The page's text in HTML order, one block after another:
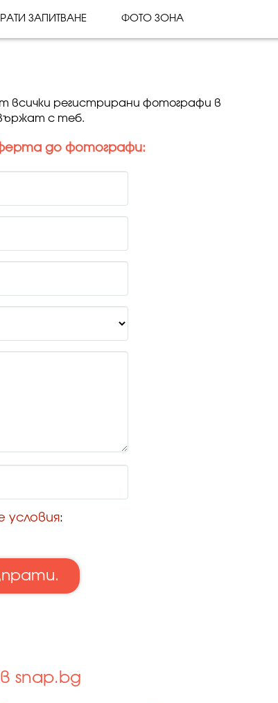
ЗАПИТВАНЕ ФОТО ЗОНА
всички регистрирани фотографи в
с теб.
до фотографи:
:
snap.bg